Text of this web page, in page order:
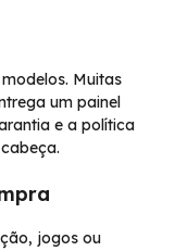
Muitas
um painel
e a política
jogos ou